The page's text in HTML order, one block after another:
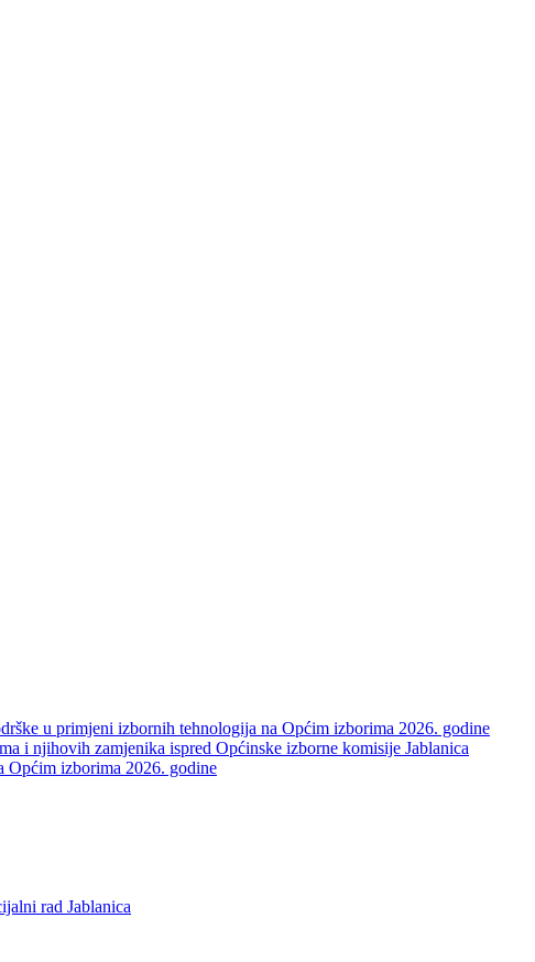
u primjeni izbornih tehnologija na Općim izborima 2026. godine
i njihovih zamjenika ispred Općinske izborne komisije Jablanica
Općim izborima 2026. godine
rad Jablanica